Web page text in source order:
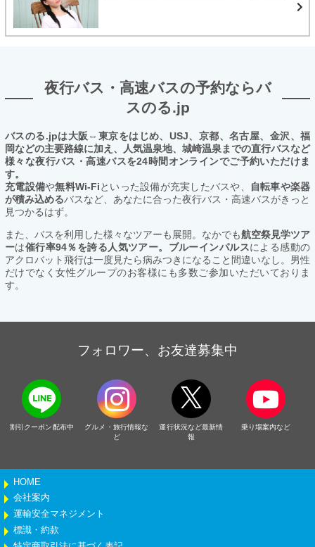
夜行バス・高速バスの予約ならバ
スのる.jp
バスのる.jpは大阪⇔東京をはじめ、USJ、京都、名古屋、金沢、福
岡などの主要路線に加え、人気温泉地、城崎温泉までの直行バスなど
様々な夜行バス・高速バスを24時間オンラインでご予約いただけま
す。
充電設備や無料Wi-Fiといった設備が充実したバスや、
自転車や楽器
が積み込めるバスなど、あなたに合った夜行バス・高速バスがきっと
見つかるはず。
また、バスを利用した様々なツアーも展開。なかでも航空祭見学ツア
ーは催行率94％を誇る人気ツアー。ブルーインパルスによる感動の
アクロバット飛行は一度見たら病みつきになること間違いなし。男性
だけでなく女性グループのお客様にも多数ご参加いただいておりま
す。
フォロワー、お友達募集中
割引クーポン配布中
グルメ・旅行情報な
ど
運行状況など最新情
報
乗り場案内など
HOME
会社案内
運輸安全マネジメント
標識・約款